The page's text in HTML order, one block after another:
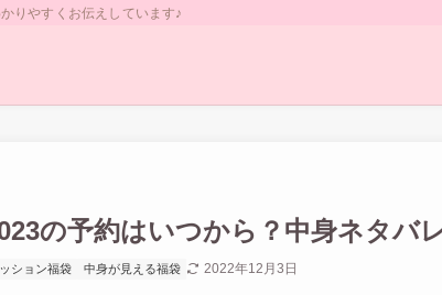
りやすくお伝えしています♪
の予約はいつから？中身ネタバ
ション福袋 中身が見える福袋 2022年12月3日